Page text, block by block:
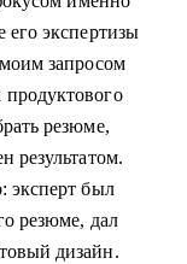
его экспертизы
запросом
резюме,
результатом.
эксперт был
резюме, дал
дизайн.